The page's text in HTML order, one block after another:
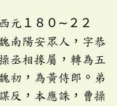
元１８０∼２２
南陽安眾人，字恭
丞相掾屬，轉為五
初，為黃侍郎。弟
反，本應誅，曹操